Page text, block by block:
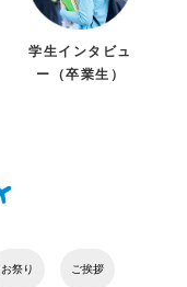
学生インタビュ
ー（卒業生）
お祭り ご挨拶